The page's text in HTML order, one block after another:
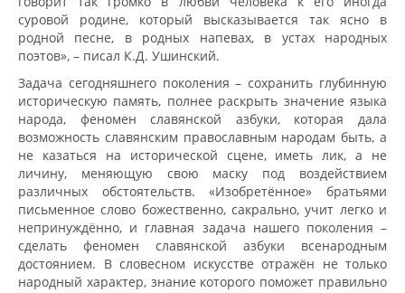
суровой родине, который высказывается так ясно в
родной песне, в родных напевах, в устах народных
поэтов», – писал К.Д. Ушинский.
Задача сегодняшнего поколения – сохранить глубинную
историческую память, полнее раскрыть значение языка
народа, феномен славянской азбуки, которая дала
возможность славянским православным народам быть, а
не казаться на исторической сцене, иметь лик, а не
личину, меняющую свою маску под воздействием
различных обстоятельств. «Изобретённое» братьями
письменное слово божественно, сакрально, учит легко и
непринуждённо, и главная задача нашего поколения –
сделать феномен славянской азбуки всенародным
достоянием. В словесном искусстве отражён не только
народный характер, знание которого поможет правильно